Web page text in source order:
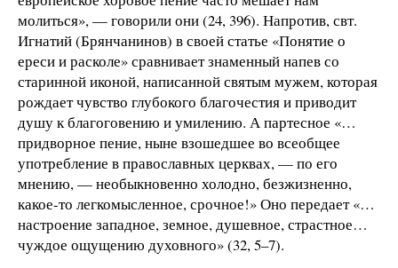
молиться», — говорили они (24, 396). Напротив, свт.
Игнатий (Брянчанинов) в своей статье «Понятие о
ереси и расколе» сравнивает знаменный напев со
старинной иконой, написанной святым мужем, которая
рождает чувство глубокого благочестия и приводит
душу к благоговению и умилению. А партесное «…
придворное пение, ныне взошедшее во всеобщее
употребление в православных церквах, — по его
мнению, — необыкновенно холодно, безжизненно,
какое-то легкомысленное, срочное!» Оно передает «…
настроение западное, земное, душевное, страстное…
чуждое ощущению духовного» (32, 5–7).